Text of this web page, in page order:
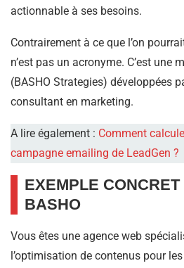
actionnable à ses besoins.
Contrairement à ce que l’on
n’est pas un acronyme. C’est une
(BASHO Strategies) développées
consultant en marketing.
A lire également : Comment
campagne emailing de LeadGen ?
EXEMPLE CONCRET
BASHO
Vous êtes une agence web
l’optimisation de contenus pour